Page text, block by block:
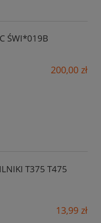
ŚWI*019B
200,00 zł
T375 T475
13,99 zł